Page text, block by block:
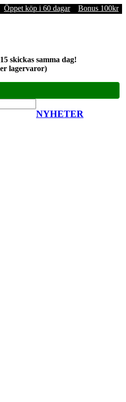
Öppet köp i 60 dagar Bonus 100kr
skickas samma dag!
lagervaror)
NYHETER